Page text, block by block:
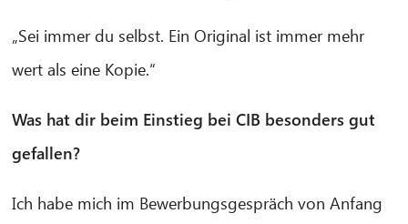
„Sei immer du selbst. Ein Original ist immer mehr
wert als eine Kopie.“
Was hat dir beim Einstieg bei CIB besonders gut
gefallen?
Ich habe mich im Bewerbungsgespräch von Anfang